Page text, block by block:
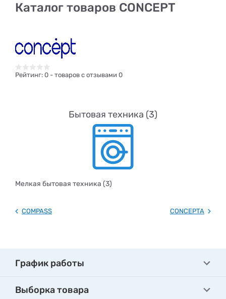
Каталог товаров CONCEPT
Рейтинг: 0 - товаров с отзывами 0
Бытовая техника (3)
Мелкая бытовая техника (3)
COMPASS CONCEPTA
График работы
Выборка товара